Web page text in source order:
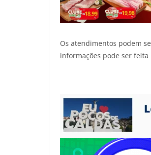
Os atendimentos podem
informações pode ser feita